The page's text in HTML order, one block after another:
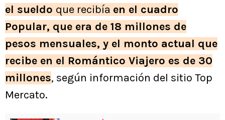
el sueldo que recibía en el cuadro
Popular, que era de 18 millones de
pesos mensuales, y el monto actual que
recibe en el Romántico Viajero es de 30
millones, según información del sitio Top
Mercato.